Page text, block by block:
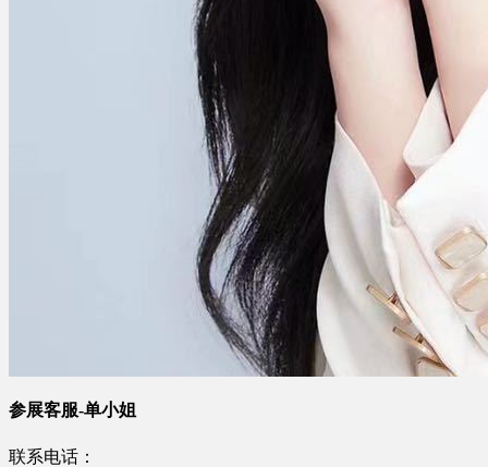
参展客服-单小姐
联系电话：